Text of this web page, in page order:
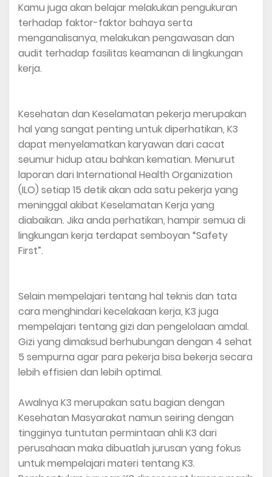
Kamu juga akan belajar melakukan pengukuran
terhadap faktor-faktor bahaya serta
menganalisanya, melakukan pengawasan dan
audit terhadap fasilitas keamanan di lingkungan
kerja.
Kesehatan dan Keselamatan pekerja merupakan
hal yang sangat penting untuk diperhatikan, K3
dapat menyelamatkan karyawan dari cacat
seumur hidup atau bahkan kematian. Menurut
laporan dari International Health Organization
(ILO) setiap 15 detik akan ada satu pekerja yang
meninggal akibat Keselamatan Kerja yang
diabaikan. Jika anda perhatikan, hampir semua di
lingkungan kerja terdapat semboyan “Safety
First”.
Selain mempelajari tentang hal teknis dan tata
cara menghindari kecelakaan kerja, K3 juga
mempelajari tentang gizi dan pengelolaan amdal.
Gizi yang dimaksud berhubungan dengan 4 sehat
5 sempurna agar para pekerja bisa bekerja secara
lebih effisien dan lebih optimal.
Awalnya K3 merupakan satu bagian dengan
Kesehatan Masyarakat namun seiring dengan
tingginya tuntutan permintaan ahli K3 dari
perusahaan maka dibuatlah jurusan yang fokus
untuk mempelajari materi tentang K3.